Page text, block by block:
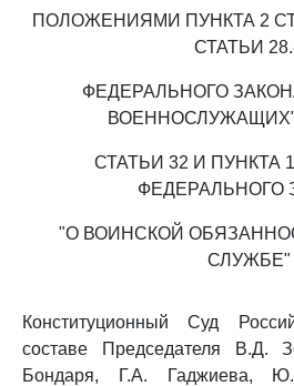
ПОЛОЖЕНИЯМИ ПУНКТА 2
СТАТЬИ
ФЕДЕРАЛЬНОГО
СТАТЬИ 32 И ПУНКТА
ФЕДЕРАЛЬНОГО
"О ВОИНСКОЙ
СЛУЖБЕ"
Конституционный Суд
составе Председателя В.Д.
Бондаря, Г.А. Гаджиева,